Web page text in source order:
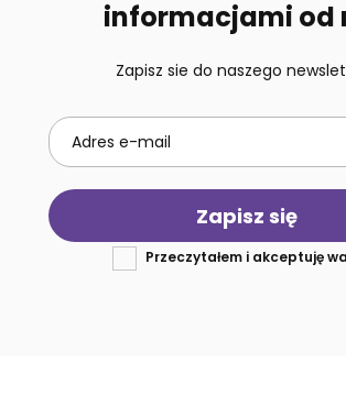
informacjami od
Zapisz sie do naszego
Zapisz się
Przeczytałem i akceptuję